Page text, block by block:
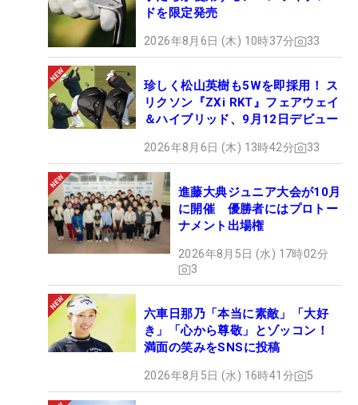
ドを限定発売
2026年8月6日 (木) 10時37分 33
珍しく松山英樹も5Wを即採用！ ス
リクソン『ZXi RKT』フェアウェイ
＆ハイブリッド、9月12日デビュー
2026年8月6日 (木) 13時42分 33
進藤大典ジュニア大会が10月
に開催 優勝者にはプロトー
ナメント出場権
2026年8月5日 (水) 17時02分
3
六車日那乃「本当に素敵」「大好
き」「心から尊敬」とゾッコン！
満面の笑みをSNSに投稿
2026年8月5日 (水) 16時41分 5